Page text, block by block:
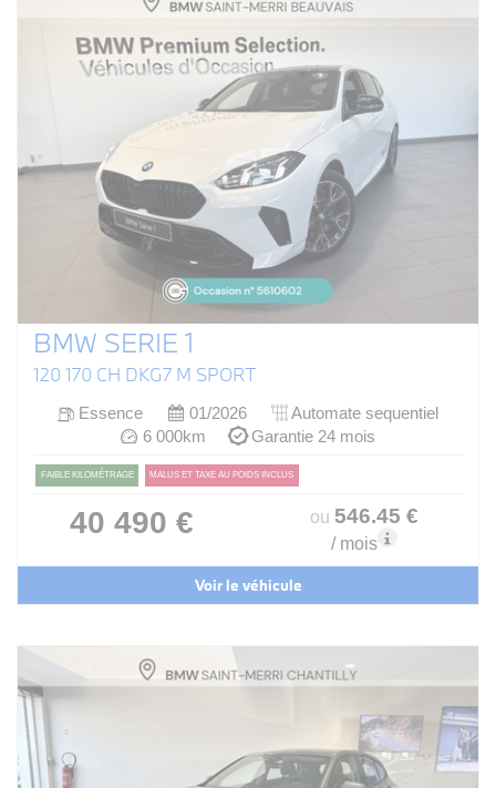
BMW SERIE 1
120 170 CH DKG7 M SPORT
Essence 01/2026
Automate sequentiel
6 000km
Garantie 24 mois
FAIBLE KILOMÉTRAGE MALUS ET TAXE AU POIDS INCLUS
40 490 € ou 546.45 €
/ mois
Voir le véhicule